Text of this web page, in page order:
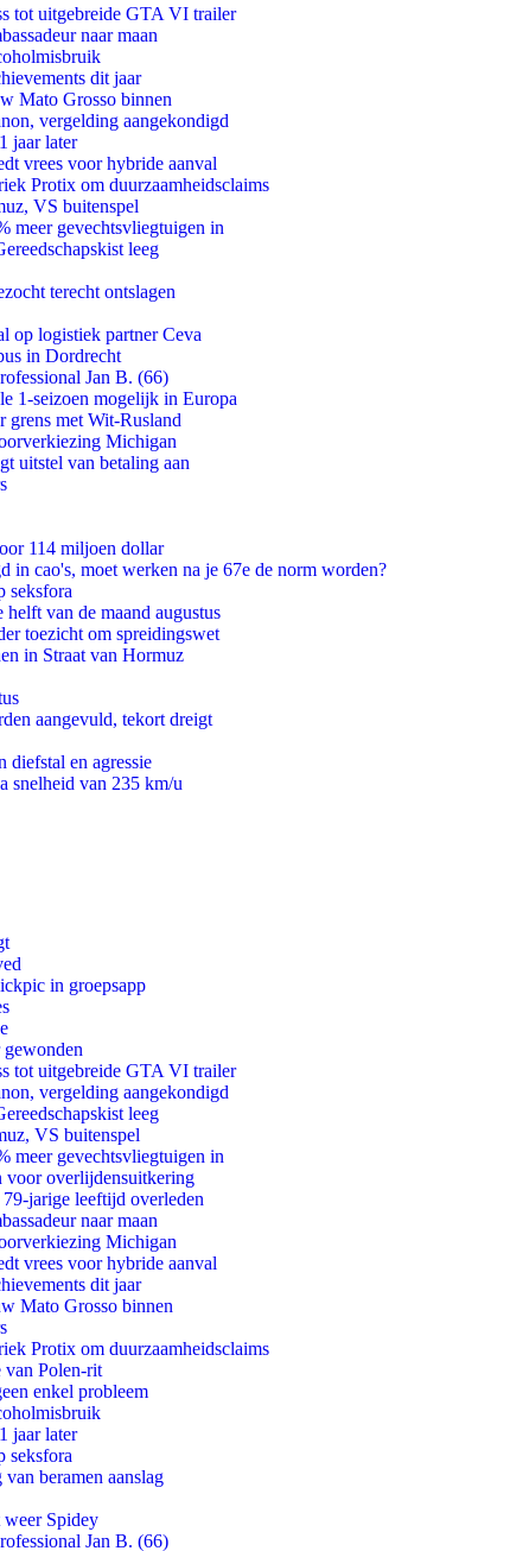
tot uitgebreide GTA VI trailer
naar maan
dit jaar
Mato Grosso binnen
vergelding aangekondigd
jaar later
vrees voor hybride aanval
Protix om duurzaamheidsclaims
VS buitenspel
meer gevechtsvliegtuigen in
leeg
terecht ontslagen
op logistiek partner Ceva
in Dordrecht
Jan B. (66)
1-seizoen mogelijk in Europa
met Wit-Rusland
Michigan
uitstel van betaling aan
114 miljoen dollar
cao's, moet werken na je 67e de norm worden?
seksfora
van de maand augustus
toezicht om spreidingswet
in Straat van Hormuz
aangevuld, tekort dreigt
en agressie
snelheid van 235 km/u
in groepsapp
tot uitgebreide GTA VI trailer
vergelding aangekondigd
leeg
VS buitenspel
meer gevechtsvliegtuigen in
voor overlijdensuitkering
jarige leeftijd overleden
naar maan
Michigan
vrees voor hybride aanval
dit jaar
Mato Grosso binnen
Protix om duurzaamheidsclaims
van Polen-rit
enkel probleem
jaar later
seksfora
beramen aanslag
Spidey
Jan B. (66)